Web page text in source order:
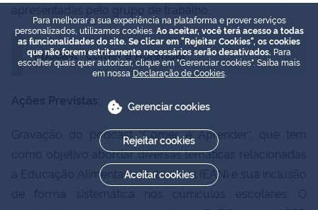
apresentadas pelo grupo de trabalho
Podcast "Comer é Aprender"
Ações Previstas:
Gravação do podcast“Comer é Aprender”, que tem
como objetivo abordar diversas temáticas relacionadas
à Educação Alimentar e Nutricional (EAN) e sua inclusão
de forma sistemática nos currículos escolares. O
Para melhorar a sua experiência na plataforma e prover serviços
personalizados, utilizamos cookies. Ao aceitar, você terá acesso a todas
as funcionalidades do site. Se clicar em "Rejeitar Cookies", os cookies
que não forem estritamente necessários serão desativados. Para
escolher quais quer autorizar, clique em "Gerenciar cookies". Saiba mais
em nossa Declaração de Cookies.
Gerenciar cookies
Rejeitar cookies
Aceitar cookies